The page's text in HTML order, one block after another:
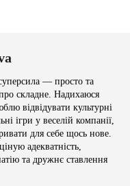
— просто та
складне. Надихаюся
відвідувати культурні
ігри у веселій компанії,
для себе щось нове.
адекватність,
та дружнє ставлення